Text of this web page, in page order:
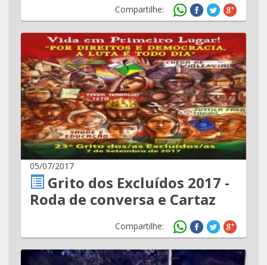
Compartilhe:
05/07/2017
Grito dos Excluídos 2017 -
Roda de conversa e Cartaz
Compartilhe: